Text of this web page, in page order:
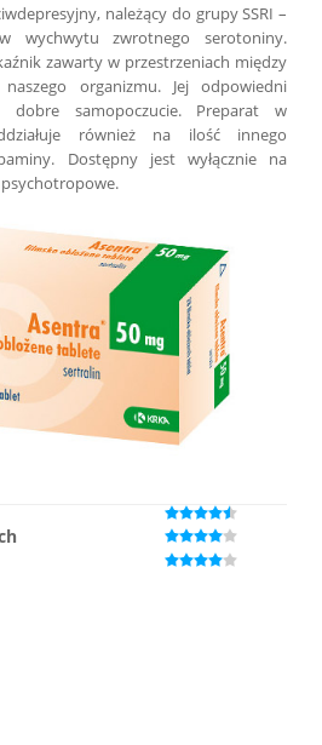
należący do grupy SSRI –
wychwytu zwrotnego serotoniny.
zawarty w przestrzeniach między
organizmu. Jej odpowiedni
dobre samopoczucie. Preparat w
również na ilość innego
Dostępny jest wyłącznie na